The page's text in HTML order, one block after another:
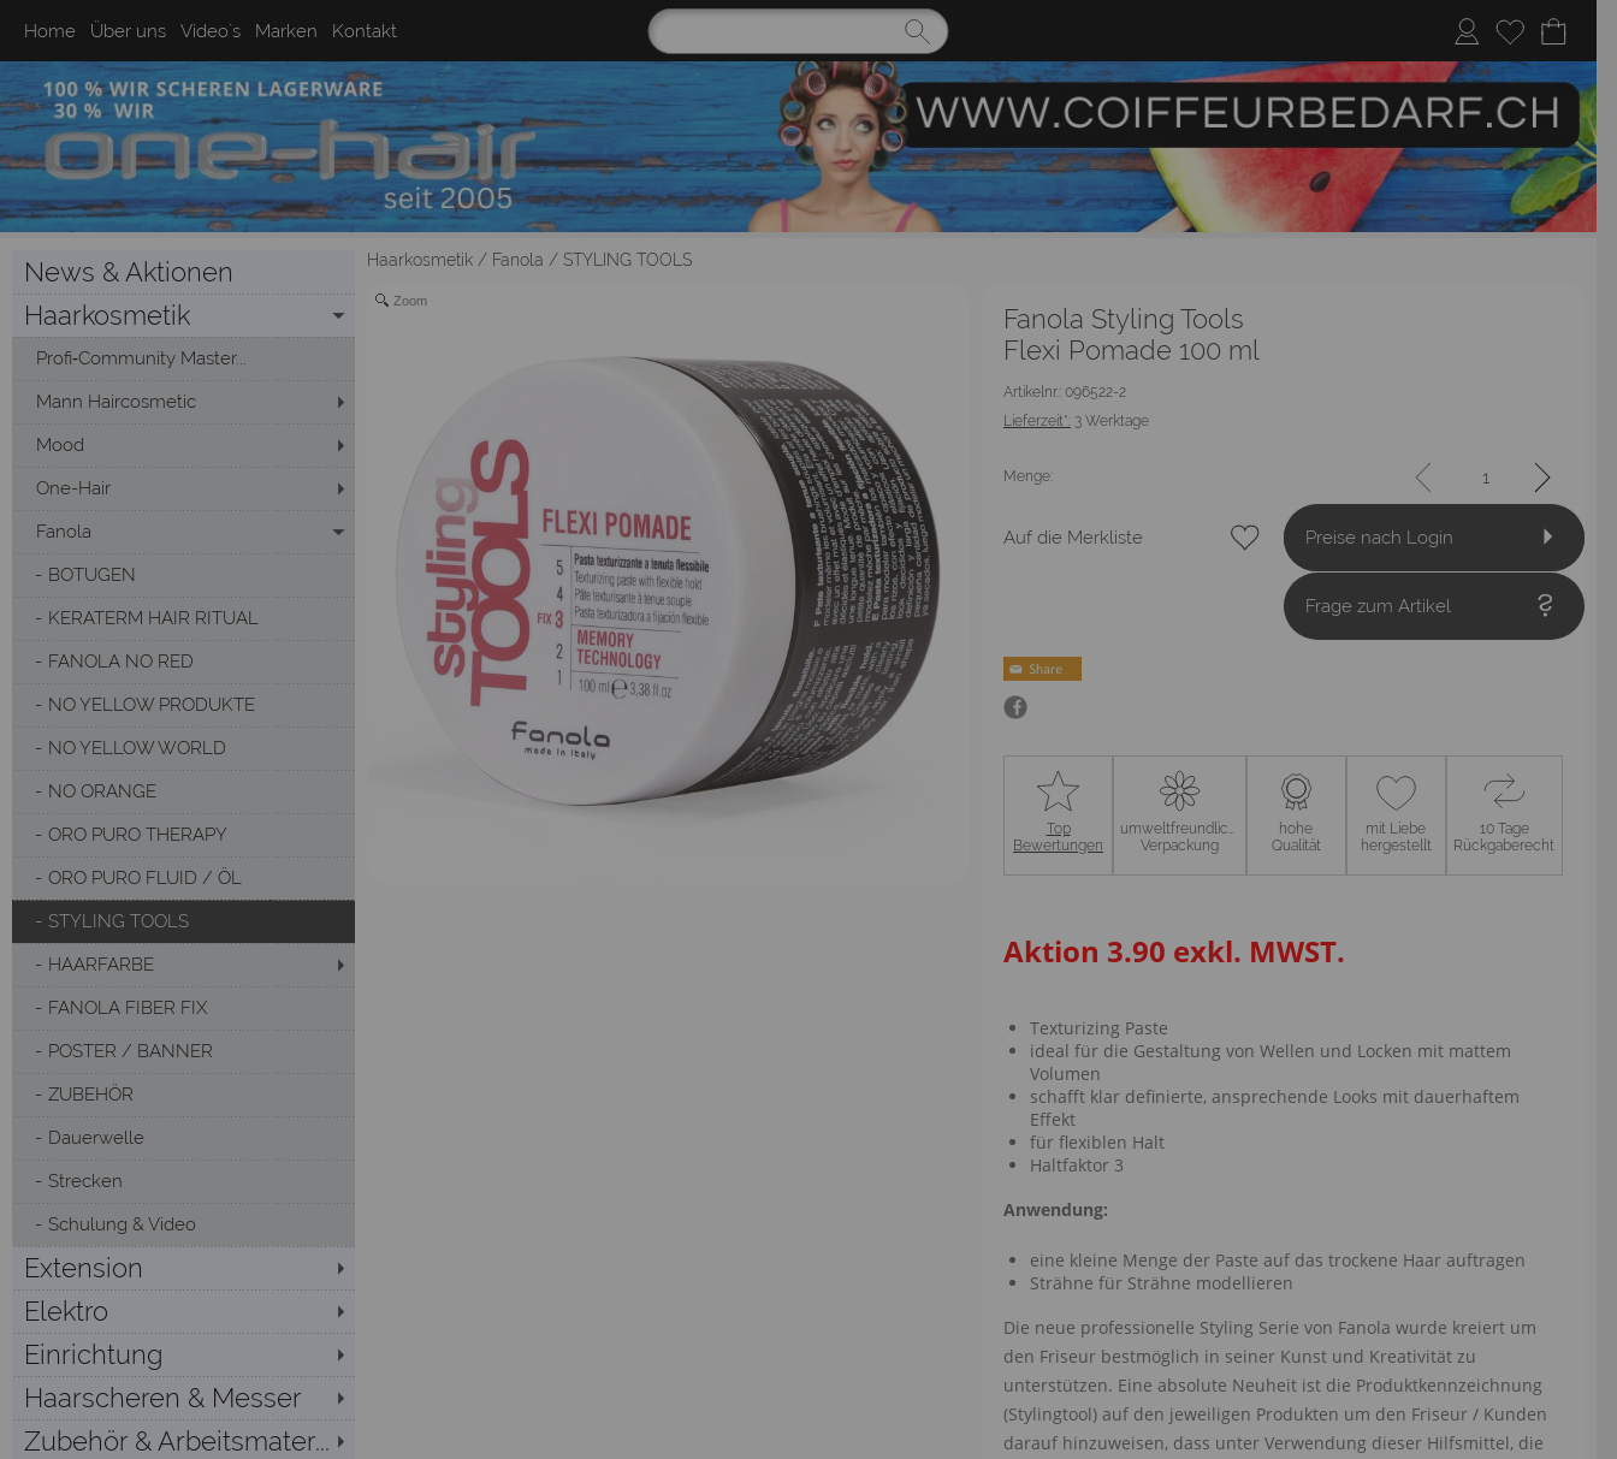
Home Über uns Video`s Marken Kontakt
News & Aktionen
Haarkosmetik
Profi‑Community Master...
Mann Haircosmetic
Mood
One-Hair
Fanola
BOTUGEN
KERATERM HAIR RITUAL
FANOLA NO RED
NO YELLOW PRODUKTE
NO YELLOW WORLD
NO ORANGE
ORO PURO THERAPY
ORO PURO FLUID / ÖL
STYLING TOOLS
HAARFARBE
FANOLA FIBER FIX
POSTER / BANNER
ZUBEHÖR
Dauerwelle
Strecken
Schulung & Video
Extension
Elektro
Einrichtung
Haarscheren & Messer
Zubehör & Arbeitsmater...
Haarkosmetik / Fanola / STYLING TOOLS
Zoom
Fanola Styling Tools
Flexi Pomade 100 ml
Artikelnr.: 096522-2
Lieferzeit*: 3 Werktage
Menge:
Auf die Merkliste Preise nach Login
Frage zum Artikel
Top
Bewertungen
umweltfreundliche
Verpackung
hohe
Qualität
mit Liebe
hergestellt
10 Tage
Rückgaberecht
Aktion 3.90 exkl. MWST.
Texturizing Paste
ideal für die Gestaltung von Wellen und Locken mit mattem
Volumen
schafft klar definierte, ansprechende Looks mit dauerhaftem
Effekt
für flexiblen Halt
Haltfaktor 3
Anwendung:
eine kleine Menge der Paste auf das trockene Haar auftragen
Strähne für Strähne modellieren
Die neue professionelle Styling Serie von Fanola wurde kreiert um
den Friseur bestmöglich in seiner Kunst und Kreativität zu
unterstützen. Eine absolute Neuheit ist die Produktkennzeichnung
(Stylingtool) auf den jeweiligen Produkten um den Friseur / Kunden
darauf hinzuweisen, dass unter Verwendung dieser Hilfsmittel, die